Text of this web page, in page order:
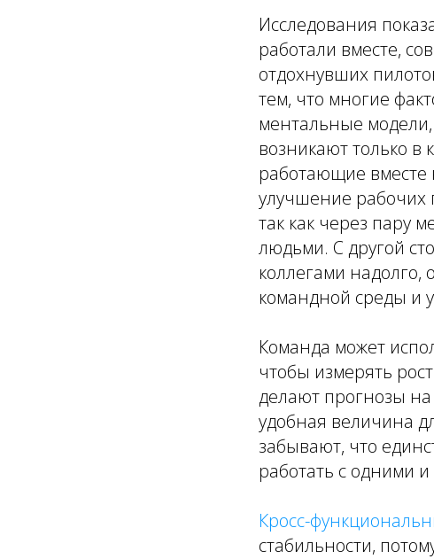
Исследования
работали вместе,
отдохнувших
тем, что многие
ментальные модели,
возникают только в
работающие вместе
улучшение рабочих
так как через пару
людьми. С другой
коллегами надолго,
командной среды и
Команда может
чтобы измерять
делают прогнозы
удобная величина
забывают, что
работать с одними
Кросс-
стабильности,